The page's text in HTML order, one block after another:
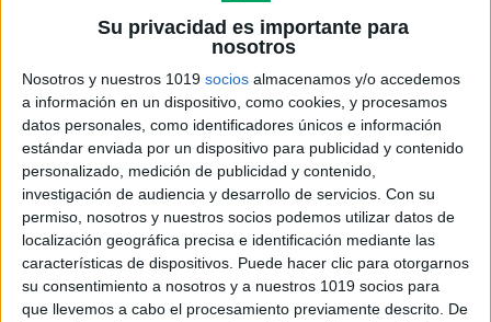
Su privacidad es importante para
nosotros
Nosotros y nuestros 1019 socios almacenamos y/o accedemos
a información en un dispositivo, como cookies, y procesamos
datos personales, como identificadores únicos e información
estándar enviada por un dispositivo para publicidad y contenido
personalizado, medición de publicidad y contenido,
investigación de audiencia y desarrollo de servicios. Con su
permiso, nosotros y nuestros socios podemos utilizar datos de
localización geográfica precisa e identificación mediante las
características de dispositivos. Puede hacer clic para otorgarnos
su consentimiento a nosotros y a nuestros 1019 socios para
que llevemos a cabo el procesamiento previamente descrito. De